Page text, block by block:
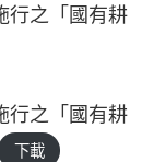
行之「國有耕
行之「國有耕
下載